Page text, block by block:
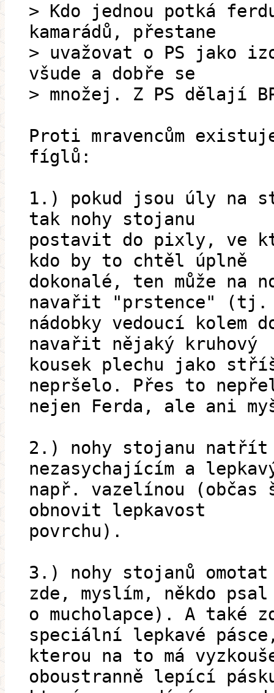
> Kdo jednou potká
kamarádů, přestane
> uvažovat o PS jako
všude a dobře se
> množej. Z PS dělají
Proti mravencům
fíglů:
1.) pokud jsou úly na
tak nohy stojanu
postavit do pixly, ve
kdo by to chtěl úplně
dokonalé, ten může na
navařit "prstence" (tj.
nádobky vedoucí kolem
navařit nějaký kruhový
kousek plechu jako
nepršelo. Přes to
nejen Ferda, ale ani
2.) nohy stojanu natřít
nezasychajícím a
např. vazelínou (občas
obnovit lepkavost
povrchu).
3.) nohy stojanů
zde, myslím, někdo psal
o mucholapce). A také
speciální lepkavé
kterou na to má
oboustranně lepící